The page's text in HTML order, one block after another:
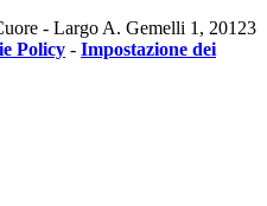
- Largo A. Gemelli 1, 20123
Policy - Impostazione dei